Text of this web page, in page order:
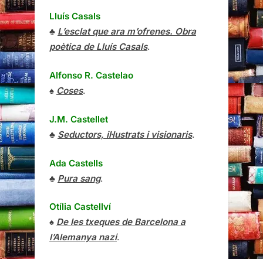
Lluís Casals
♣ L’esclat que ara m’ofrenes. Obra
poètica de Lluís Casals.
Alfonso R. Castelao
♠ Coses.
J.M. Castellet
♣ Seductors, il·lustrats i visionaris.
Ada Castells
♣ Pura sang.
Otília Castellví
♠ De les txeques de Barcelona a
l’Alemanya nazi.